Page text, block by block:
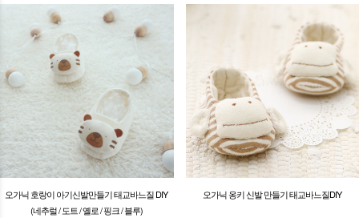
오가닉 호랑이 아기신발만들기 태교바느질 DIY
(네추럴 / 도트 / 옐로 / 핑크 / 블루)
오가닉 옹키 신발 만들기 태교바느질DIY